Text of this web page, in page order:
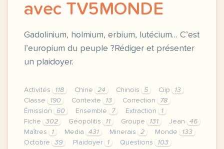
avec TV5MONDE
Gadolinium, holmium, erbium, lutécium… C’est
l’europium du peuple ?Rédiger et présenter
un plaidoyer.
Activités 118 Chine 24 Chinois 5 Ciip
13
Classe
190 Contexte 13 Correction
78
Émission
60 Ensemble 7 Extraction
1
Fiche
302 Géopolitis 11 Groupe 131 Jean
46
Maîtres
1 Media 431 Minerais 2 Monde
133
Octobre
39 Plaidoyer 1 Questions
103